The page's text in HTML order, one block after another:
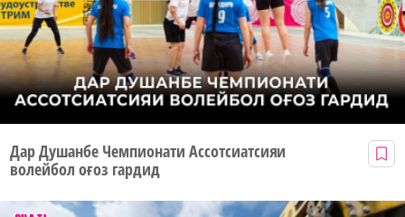
Дар Душанбе Чемпионати Ассотсиатсияи
волейбол оғоз гардид